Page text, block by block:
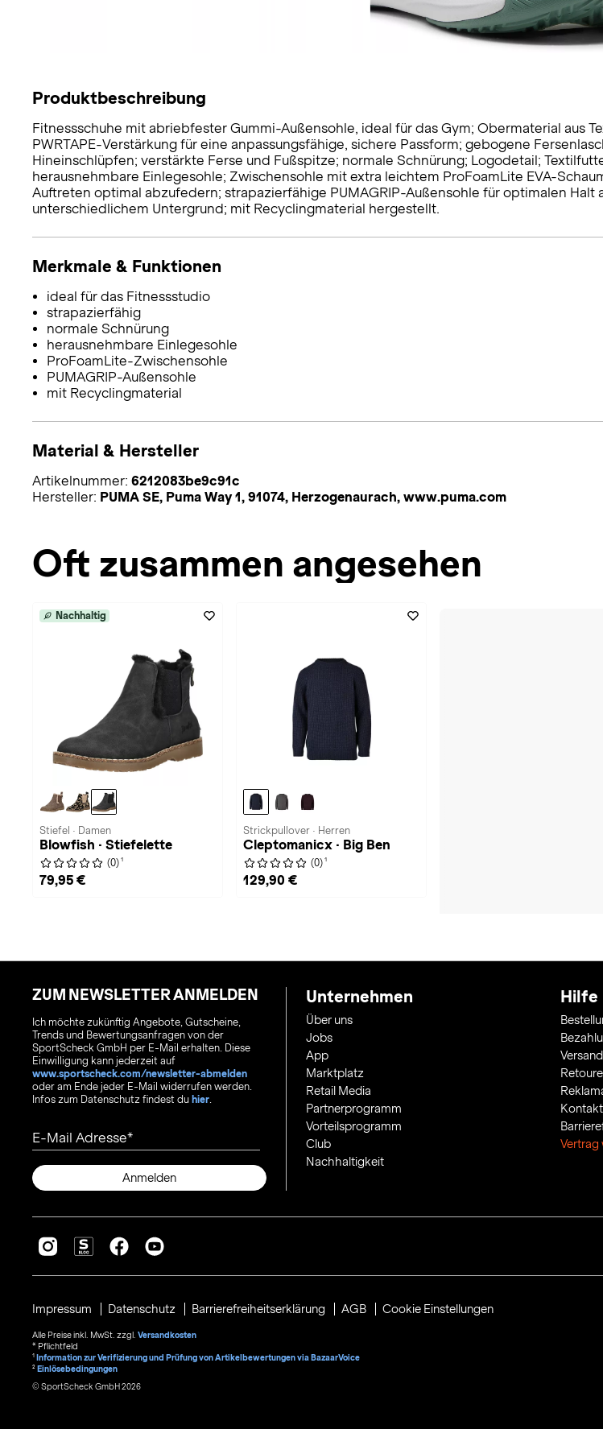
Produktbeschreibung
Fitnessschuhe mit abriebfester Gummi-Außensohle, ideal für das Gym; Obermaterial aus
PWRTAPE-Verstärkung für eine anpassungsfähige, sichere Passform; gebogene
Hineinschlüpfen; verstärkte Ferse und Fußspitze; normale Schnürung; Logodetail;
herausnehmbare Einlegesohle; Zwischensohle mit extra leichtem ProFoamLite EVA-
Auftreten optimal abzufedern; strapazierfähige PUMAGRIP-Außensohle für optimalen Halt
unterschiedlichem Untergrund; mit Recyclingmaterial hergestellt.
Merkmale & Funktionen
ideal für das Fitnessstudio
strapazierfähig
normale Schnürung
herausnehmbare Einlegesohle
ProFoamLite-Zwischensohle
PUMAGRIP-Außensohle
mit Recyclingmaterial
Material & Hersteller
Artikelnummer: 6212083be9c91c
Hersteller: PUMA SE, Puma Way 1, 91074, Herzogenaurach, www.puma.com
Oft zusammen angesehen
Nachhaltig
Stiefel · Damen
Blowfish · Stiefelette
(0) 1
79,95 €
Strickpullover · Herren
Cleptomanicx · Big Ben
(0) 1
129,90 €
ZUM NEWSLETTER ANMELDEN
Ich möchte zukünftig Angebote, Gutscheine,
Trends und Bewertungsanfragen von der
SportScheck GmbH per E-Mail erhalten. Diese
Einwilligung kann jederzeit auf
www.sportscheck.com/newsletter-abmelden
oder am Ende jeder E-Mail widerrufen werden.
Infos zum Datenschutz findest du hier.
E-Mail Adresse
Anmelden
Unternehmen
Über uns
Jobs
App
Marktplatz
Retail Media
Partnerprogramm
Vorteilsprogramm
Club
Nachhaltigkeit
Hilfe
Retoure
Vertrag
Impressum Datenschutz Barrierefreiheitserklärung AGB Cookie Einstellungen
Alle Preise inkl. MwSt. zzgl. Versandkosten
* Pflichtfeld
1 Information zur Verifizierung und Prüfung von Artikelbewertungen via BazaarVoice
² Einlösebedingungen
© SportScheck GmbH 2026